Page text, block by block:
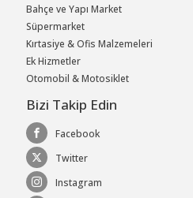
Bahçe ve Yapı Market
Süpermarket
Kırtasiye & Ofis Malzemeleri
Ek Hizmetler
Otomobil & Motosiklet
Bizi Takip Edin
Facebook
Twitter
Instagram